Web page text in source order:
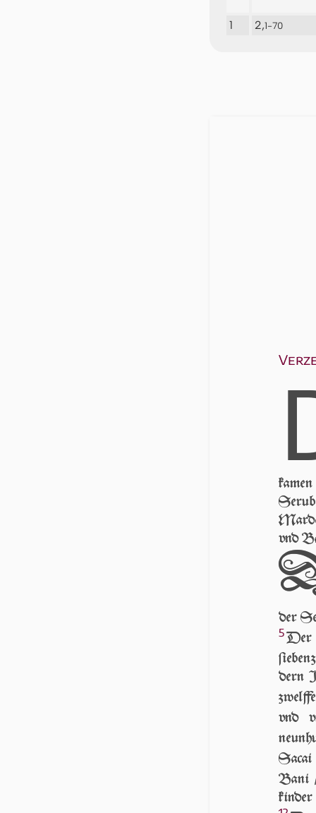
1 2,1-70
vnd
der
5Der
dern
vnd
Sacai
Bani